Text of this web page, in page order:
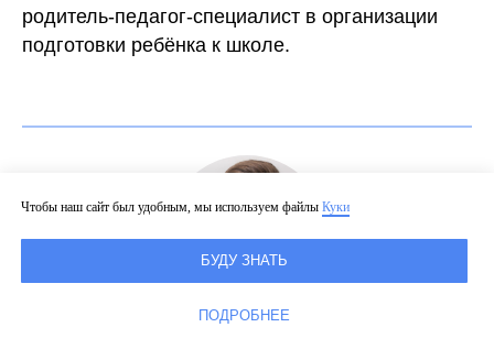
родитель-педагог-специалист в организации
подготовки ребёнка к школе.
Чтобы наш сайт был удобным, мы используем файлы Куки
БУДУ ЗНАТЬ
ПОДРОБНЕЕ